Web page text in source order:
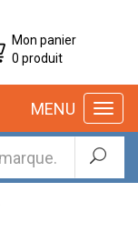
Mon panier
0 produit
MENU